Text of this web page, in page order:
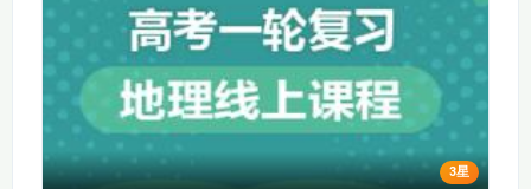
提升学生的信息提取和分析能力，通过对各类图表、
数据、资料的分析和解读，使学生学会从复杂的信息
中提取关键信息，运用所学知识解决问题，以应对高
考中的信息题和综合题。
解题技巧提升目标：
3星